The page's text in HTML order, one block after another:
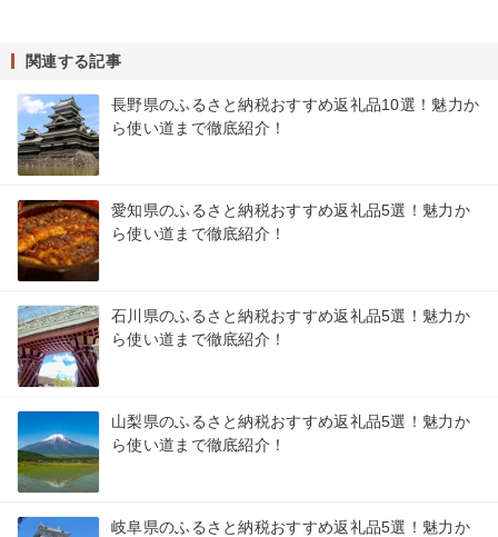
関連する記事
長野県のふるさと納税おすすめ返礼品10選！魅力か
ら使い道まで徹底紹介！
愛知県のふるさと納税おすすめ返礼品5選！魅力か
ら使い道まで徹底紹介！
石川県のふるさと納税おすすめ返礼品5選！魅力か
ら使い道まで徹底紹介！
山梨県のふるさと納税おすすめ返礼品5選！魅力か
ら使い道まで徹底紹介！
岐阜県のふるさと納税おすすめ返礼品5選！魅力か